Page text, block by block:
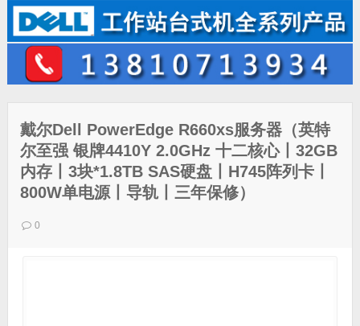
戴尔Dell PowerEdge R660xs服务器（英特
尔至强 银牌4410Y 2.0GHz 十二核心丨32GB
内存丨3块*1.8TB SAS硬盘丨H745阵列卡丨
800W单电源丨导轨丨三年保修）
0